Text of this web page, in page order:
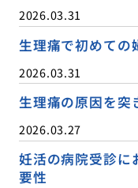
2026.03.31
生理痛で初めての
2026.03.31
生理痛の原因を突
2026.03.27
妊活の病院受診に
要性